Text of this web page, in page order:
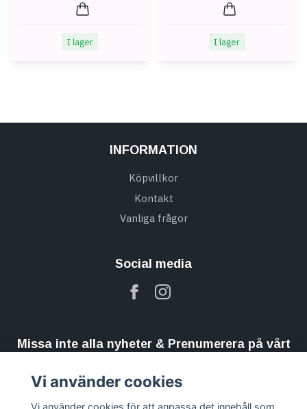
I lager I lager
INFORMATION
Köpvillkor
Kontakt
Vanliga frågor
Social media
Missa inte alla nyheter & Prenumerera på vårt
Vi använder cookies
Vi använder cookies för att anpassa det innehåll som